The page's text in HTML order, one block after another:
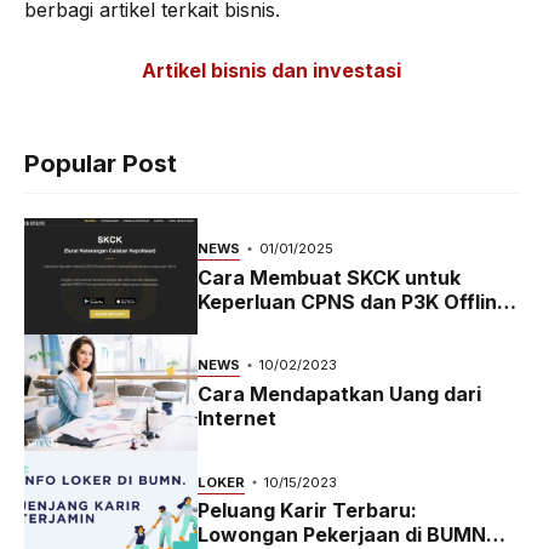
berbagi artikel terkait bisnis.
Artikel bisnis dan investasi
Popular Post
NEWS 01/01/2025
Cara Membuat SKCK untuk
Keperluan CPNS dan P3K Offline
NEWS 10/02/2023
Cara Mendapatkan Uang dari
Internet
LOKER 10/15/2023
Peluang Karir Terbaru:
Lowongan Pekerjaan di BUMN